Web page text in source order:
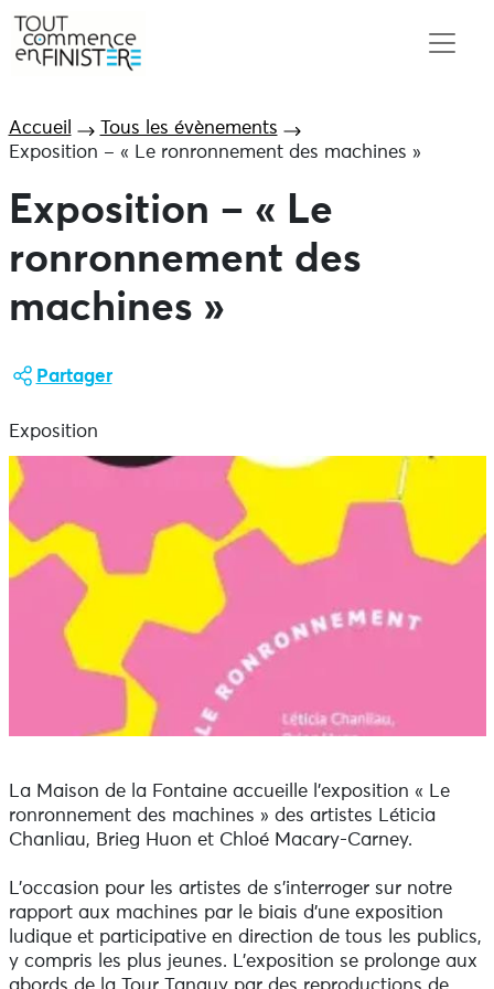
Accueil
Tous les évènements
Exposition – « Le ronronnement des machines »
Exposition – « Le
ronronnement des
machines »
Partager
Exposition
La Maison de la Fontaine accueille l’exposition « Le
ronronnement des machines » des artistes Léticia
Chanliau, Brieg Huon et Chloé Macary-Carney.
L’occasion pour les artistes de s’interroger sur notre
rapport aux machines par le biais d’une exposition
ludique et participative en direction de tous les publics,
y compris les plus jeunes. L’exposition se prolonge aux